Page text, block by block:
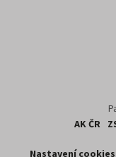
AK ČR
Nastavení cookies